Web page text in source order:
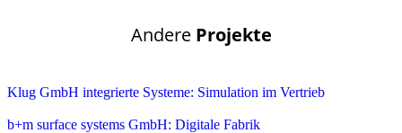
Andere Projekte
Klug GmbH integrierte Systeme: Simulation im Vertrieb
b+m surface systems GmbH: Digitale Fabrik